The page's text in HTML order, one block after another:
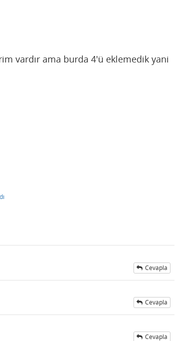
vardır ama burda 4'ü eklemedik yani
Cevapla
Cevapla
Cevapla